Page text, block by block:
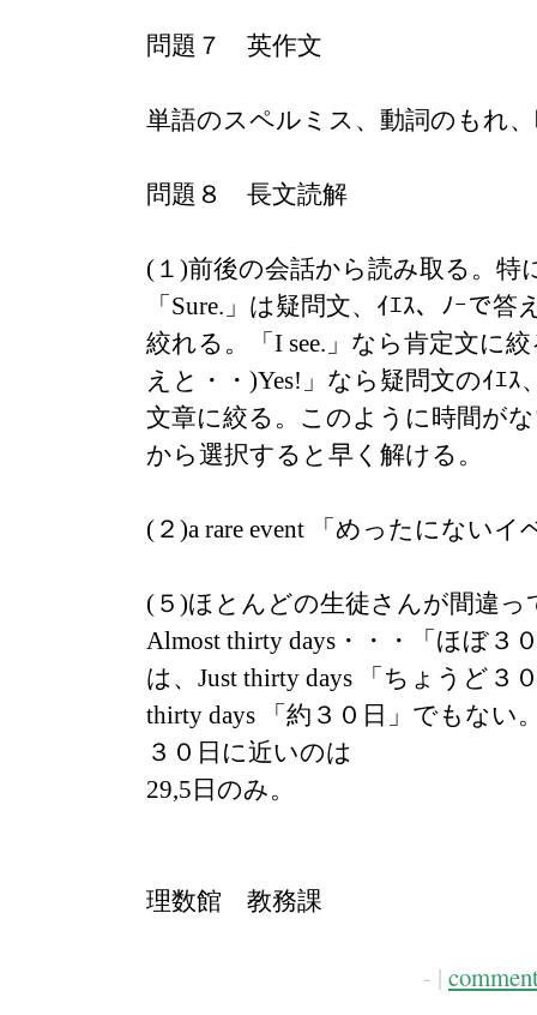
問題７ 英作文
単語のスペルミス、動詞のもれ
問題８ 長文読解
(１)前後の会話から読み取る。特
「Sure.」は疑問文、ｲｴｽ、ﾉｰで
絞れる。「I see.」なら肯定文に絞
えと・・)Yes!」なら疑問文のｲｴｽ
文章に絞る。このように時間が
から選択すると早く解ける。
(２)a rare event 「めったにないイ
(５)ほとんどの生徒さんが間違っ
Almost thirty days・・・「ほぼ３
は、Just thirty days 「ちょうど３
thirty days 「約３０日」でもない
３０日に近いのは
29,5日のみ。
理数館 教務課
- |